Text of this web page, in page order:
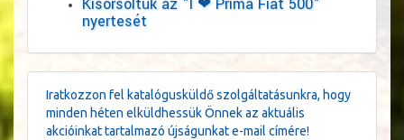
nyertesét
Iratkozzon fel katalógusküldő szolgáltatásunkra, hogy
minden héten elküldhessük Önnek az aktuális
akcióinkat tartalmazó újságunkat e-mail címére!